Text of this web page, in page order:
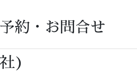
約・お問合せ
)